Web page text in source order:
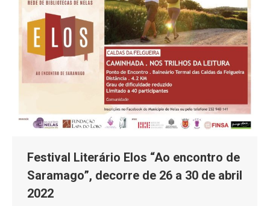
Festival Literário Elos “Ao encontro de
Saramago”, decorre de 26 a 30 de abril
2022